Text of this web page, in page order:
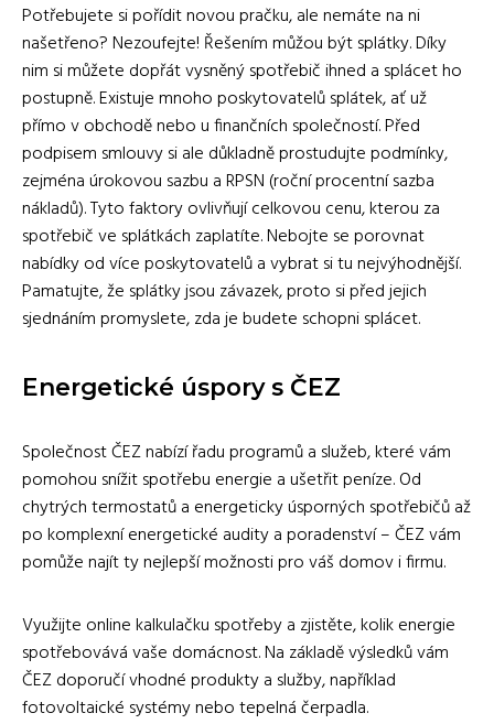
Potřebujete si pořídit novou pračku, ale nemáte na ni
našetřeno? Nezoufejte! Řešením můžou být splátky. Díky
nim si můžete dopřát vysněný spotřebič ihned a splácet ho
postupně. Existuje mnoho poskytovatelů splátek, ať už
přímo v obchodě nebo u finančních společností. Před
podpisem smlouvy si ale důkladně prostudujte podmínky,
zejména úrokovou sazbu a RPSN (roční procentní sazba
nákladů). Tyto faktory ovlivňují celkovou cenu, kterou za
spotřebič ve splátkách zaplatíte. Nebojte se porovnat
nabídky od více poskytovatelů a vybrat si tu nejvýhodnější.
Pamatujte, že splátky jsou závazek, proto si před jejich
sjednáním promyslete, zda je budete schopni splácet.
Energetické úspory s ČEZ
Společnost ČEZ nabízí řadu programů a služeb, které vám
pomohou snížit spotřebu energie a ušetřit peníze. Od
chytrých termostatů a energeticky úsporných spotřebičů až
po komplexní energetické audity a poradenství – ČEZ vám
pomůže najít ty nejlepší možnosti pro váš domov i firmu.
Využijte online kalkulačku spotřeby a zjistěte, kolik energie
spotřebovává vaše domácnost. Na základě výsledků vám
ČEZ doporučí vhodné produkty a služby, například
fotovoltaické systémy nebo tepelná čerpadla.